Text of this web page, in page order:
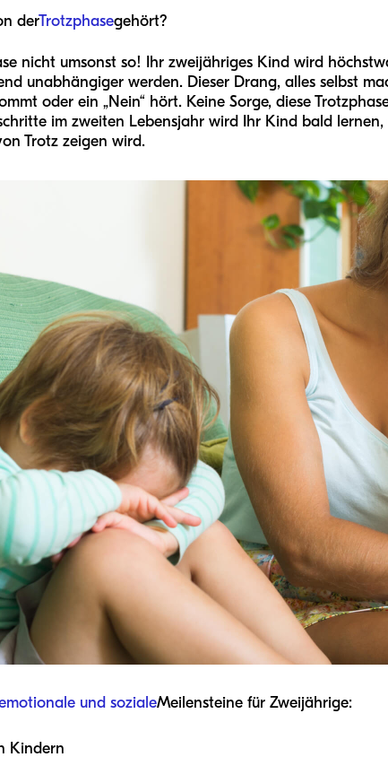
derTrotzphasegehört?
nicht umsonst so! Ihr zweijähriges Kind wird
unabhängiger werden. Dieser Drang, alles selbst
oder ein „Nein“ hört. Keine Sorge, diese
im zweiten Lebensjahr wird Ihr Kind bald
Trotz zeigen wird.
und sozialeMeilensteine für Zweijährige:
Kindern